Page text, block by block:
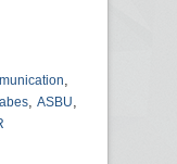
ASBU